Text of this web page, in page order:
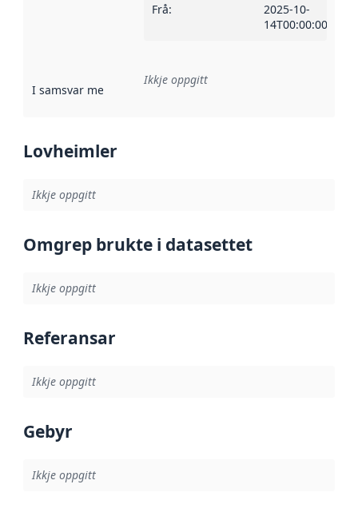
Frå:
2025-10-
14T00:00:00Z
I samsvar med Referanse til ei implementeringsregel eller
Ikkje oppgitt
Lovheimler
Ikkje oppgitt
Omgrep brukte i datasettet
Ikkje oppgitt
Referansar
Ikkje oppgitt
Gebyr
Ikkje oppgitt